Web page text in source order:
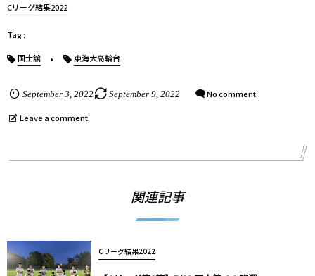
Cリーグ結果2022
国士舘 東海大高輪台
September 3 2022 September 9, 2022 No comment
Leave a comment
関連記事
Cリーグ結果2022